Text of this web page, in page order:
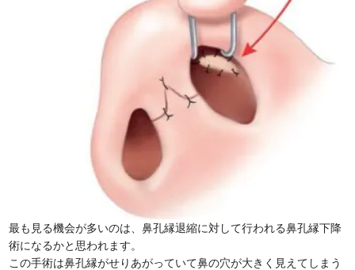
最も見る機会が多いのは、鼻孔縁退縮に対して行われる鼻孔縁下降
術になるかと思われます。
この手術は鼻孔縁がせりあがっていて鼻の穴が大きく見えてしまう